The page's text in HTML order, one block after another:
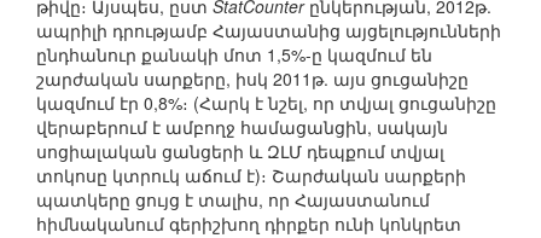
թիվը։ Այսպես, ըստ StatCounter ընկերության, 2012թ.
ապրիլի դրությամբ Հայաստանից այցելությունների
ընդհանուր քանակի մոտ 1,5%-ը կազմում են
շարժական սարքերը, իսկ 2011թ. այս ցուցանիշը
կազմում էր 0,8%։ (Հարկ է նշել, որ տվյալ ցուցանիշը
վերաբերում է ամբողջ համացանցին, սակայն
սոցիալական ցանցերի և ԶԼՄ դեպքում տվյալ
տոկոսը կտրուկ աճում է)։ Շարժական սարքերի
պատկերը ցույց է տալիս, որ Հայաստանում
հիմնականում գերիշխող դիրքեր ունի կոնկրետ